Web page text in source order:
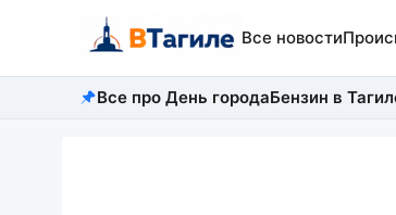
Все новости
Все про День городаБензин в